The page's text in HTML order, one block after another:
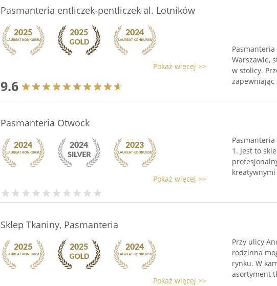
Pasmanteria entliczek-pentliczek al. Lotników
Pokaż więcej >>
9.6
Warszawie,
w stolicy.
zapewniając
Pasmanteria Otwock
Pokaż więcej >>
1. Jest to
Sklep Tkaniny, Pasmanteria
Pokaż więcej >>
Przy ulicy
rodzinna
rynku. W
asortyment